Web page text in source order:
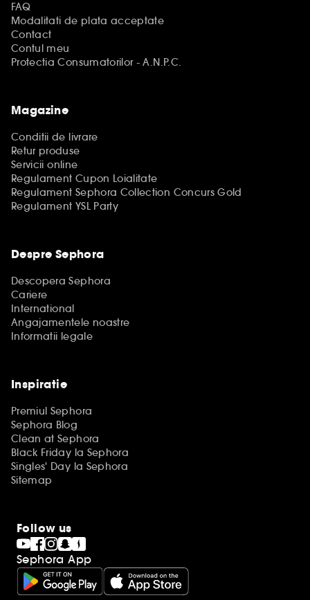
FAQ
Modalitati de plata acceptate
Contact
Contul meu
Protectia Consumatorilor - A.N.P.C.
Magazine
Conditii de livrare
Retur produse
Servicii online
Regulament Cupon Loialitate
Regulament Sephora Collection Concurs Gold
Regulament YSL Party
Despre Sephora
Descopera Sephora
Cariere
International
Angajamentele noastre
Informatii legale
Inspiratie
Premiul Sephora
Sephora Blog
Clean at Sephora
Black Friday la Sephora
Singles' Day la Sephora
Sitemap
Follow us
Sephora App